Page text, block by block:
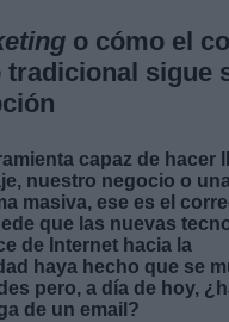
o cómo el
tradicional sigue
capaz de hacer
nuestro negocio o
masiva, ese es el
que las nuevas
de Internet hacia la
haya hecho que se
pero, a día de hoy,
de un email?